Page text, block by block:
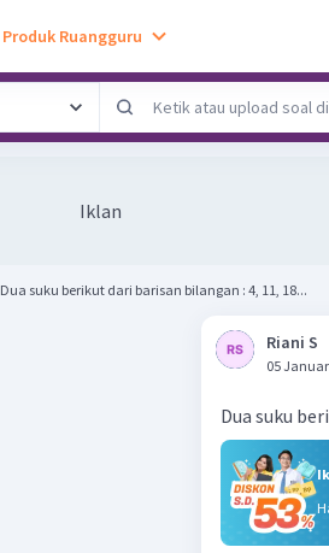
Produk Ruangguru
Iklan
Dua suku berikut dari barisan bilangan : 4, 11, 18...
Riani S
05
Dua suku